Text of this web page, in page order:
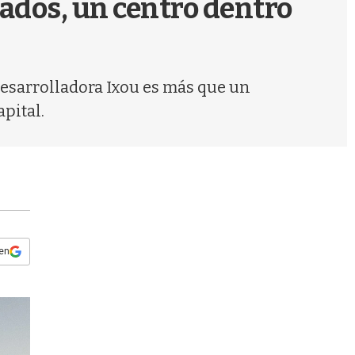
un centro dentro
Ixou es más que un